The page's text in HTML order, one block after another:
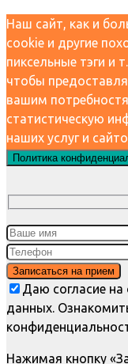
Наш сайт, как и
cookie и другие
пиксельные тэги и
чтобы
вашим
статистическую
наших услуг и
Политика
Даю согласие на
данных.
Нажимая кнопку